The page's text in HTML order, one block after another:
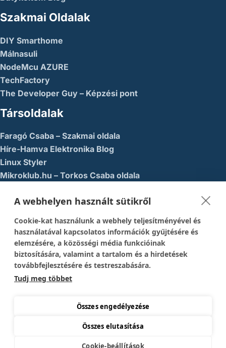
Szakmai Oldalak
DIY Smarthome
Málnasuli
NodeMcu AZURE
TechFactory
The Developer Guy – Képzési pont
Társoldalak
Faragó Csaba – Szakmai oldala
Híre-Hamva Elektronika Blog
Linux Styler
Mikroklub.hu – Torkos Csaba oldala
Közösségi Média
1337-es menedék – Youtube
Easy Arduno Channel – Youtube
Magyar Arduino Csoport – Facebook
Magyar Arduino Labor – Facebook
Magyar Arduino Labor – Youtube
Copyright © 2026 Mikrokontroller Blog és Webáruház
A webhelyen használt sütikről
Cookie-kat használunk a webhely teljesítményével és
használatával kapcsolatos információk gyűjtésére és
elemzésére, a közösségi média funkcióinak
biztosítására, valamint a tartalom és a hirdetések
továbbfejlesztésére és testreszabására.
Tudj meg többet
Összes engedélyezése
Összes elutasítása
Cookie-beállítások